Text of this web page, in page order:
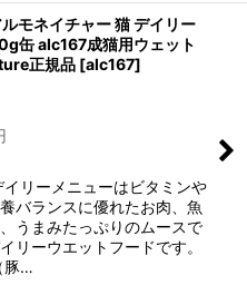
モネイチャー 猫 デイリー
缶 alc167成猫用ウェット
正規品 [alc167]
リーメニューはビタミンや
バランスに優れたお肉、魚
うまみたっぷりのムースで
リーウエットフードです。
豚…